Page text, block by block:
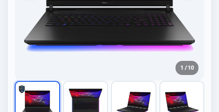
1 / 10